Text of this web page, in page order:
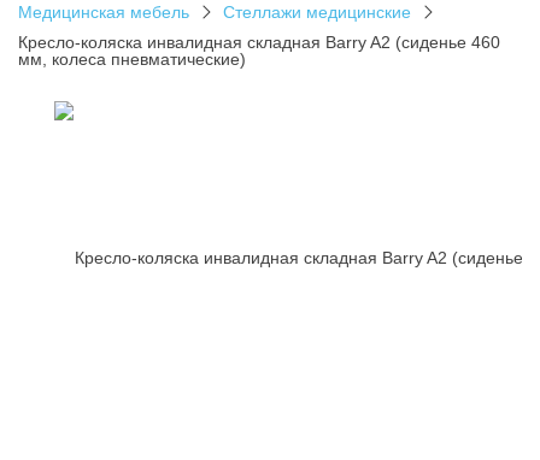
Медицинская мебель
Стеллажи медицинские
Кресло-коляска инвалидная складная Barry A2 (сиденье 460
мм, колеса пневматические)